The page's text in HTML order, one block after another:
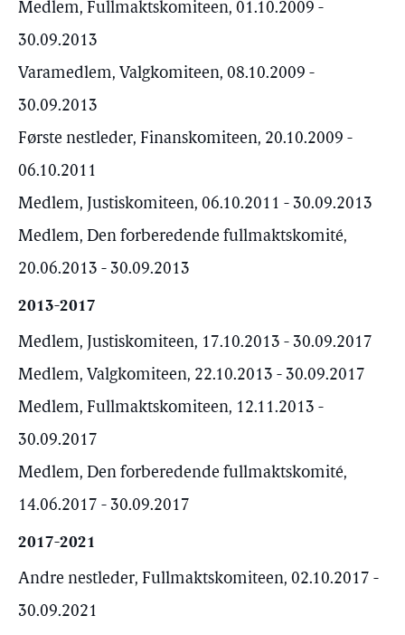
Medlem, Fullmaktskomiteen, 01.10.2009 -
30.09.2013
Varamedlem, Valgkomiteen, 08.10.2009 -
30.09.2013
Første nestleder, Finanskomiteen, 20.10.2009 -
06.10.2011
Medlem, Justiskomiteen, 06.10.2011 - 30.09.2013
Medlem, Den forberedende fullmaktskomité,
20.06.2013 - 30.09.2013
2013-2017
Medlem, Justiskomiteen, 17.10.2013 - 30.09.2017
Medlem, Valgkomiteen, 22.10.2013 - 30.09.2017
Medlem, Fullmaktskomiteen, 12.11.2013 -
30.09.2017
Medlem, Den forberedende fullmaktskomité,
14.06.2017 - 30.09.2017
2017-2021
Andre nestleder, Fullmaktskomiteen, 02.10.2017 -
30.09.2021